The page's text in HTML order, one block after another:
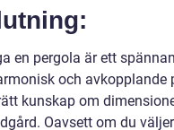
en pergola är ett
och avkopplande
kunskap om
Oavsett om du